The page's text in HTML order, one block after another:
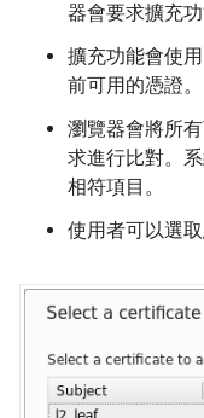
器會要求擴充
擴充功能會使用
前可用的憑證。
瀏覽器會將所
求進行比對。
相符項目。
使用者可以選